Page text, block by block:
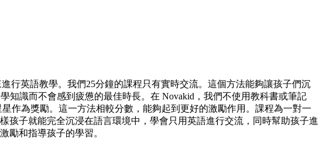
行英語教學。我們25分鐘的課程只有實時交流。這個方法能夠讓孩子們沉
知識而不會感到疲憊的最佳時長。在 Novakid，我們不使用教科書或筆記
為獎勵。這一方法相較分數，能夠起到更好的激勵作用。課程為一對一
子就能完全沉浸在語言環境中，學會只用英語進行交流，同時幫助孩子進
勵和指導孩子的學習。